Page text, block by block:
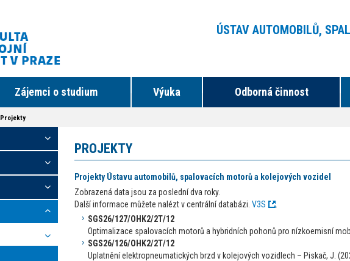
ÚSTAV AUTOMOBILŮ,
Zájemci o studium Výuka Odborná činnost
Projekty
PROJEKTY
Projekty Ústavu automobilů, spalovacích motorů a kolejových vozidel
Zobrazená data jsou za poslední dva roky.
Další informace můžete nalézt v centrální databázi. V3S
SGS26/127/OHK2/2T/12
Optimalizace spalovacích motorů a hybridních pohonů pro nízkoemisní
SGS26/126/OHK2/2T/12
Uplatnění elektropneumatických brzd v kolejových vozidlech – Piskač, J.